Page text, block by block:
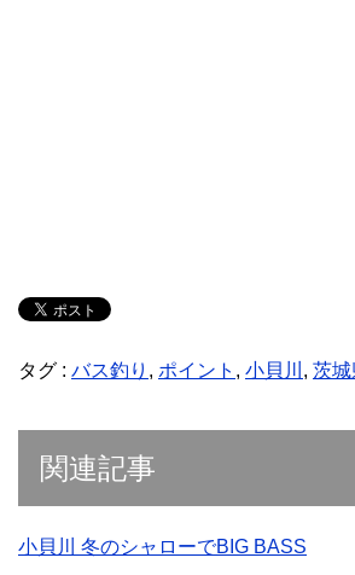
タグ : バス釣り , ポイント , 小貝川 , 茨城
関連記事
小貝川 冬のシャローでBIG BASS